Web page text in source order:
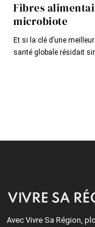
Fibres
microbiote
Et si la clé d’une
santé globale résidait
Avec Vivre Sa Région,